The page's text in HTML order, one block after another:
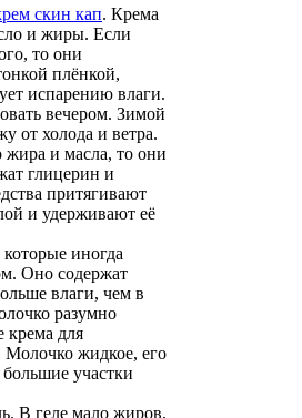
скин кап. Крема
и жиры. Если
то они
плёнкой,
испарению влаги.
вечером. Зимой
от холода и ветра.
жира и масла, то они
глицерин и
притягивают
и удерживают её
иногда
Оно содержат
влаги, чем в
разумно
крема для
жидкое, его
участки
В геле мало жиров,